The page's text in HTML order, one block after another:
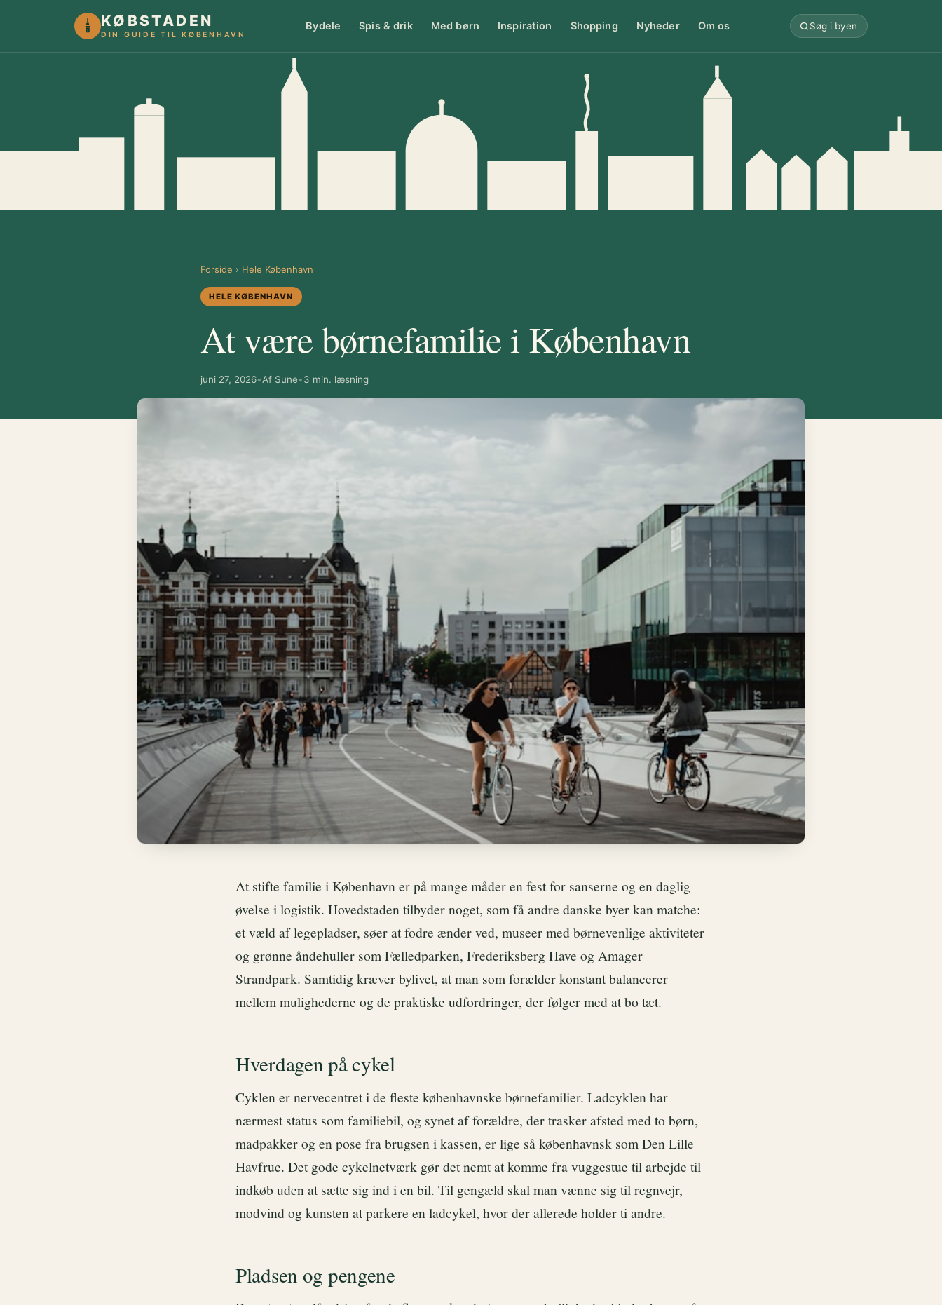
KØBSTADEN
DIN GUIDE TIL KØBENHAVN
Bydele Spis & drik Med børn Inspiration Shopping Nyheder Om os Søg i byen
Forside › Hele København
HELE KØBENHAVN
At være børnefamilie i København
juni 27, 2026•Af Sune•3 min. læsning
At stifte familie i København er på mange måder en fest for sanserne og en daglig
øvelse i logistik. Hovedstaden tilbyder noget, som få andre danske byer kan matche:
et væld af legepladser, søer at fodre ænder ved, museer med børnevenlige aktiviteter
og grønne åndehuller som Fælledparken, Frederiksberg Have og Amager
Strandpark. Samtidig kræver bylivet, at man som forælder konstant balancerer
mellem mulighederne og de praktiske udfordringer, der følger med at bo tæt.
Hverdagen på cykel
Cyklen er nervecentret i de fleste københavnske børnefamilier. Ladcyklen har
nærmest status som familiebil, og synet af forældre, der trasker afsted med to børn,
madpakker og en pose fra brugsen i kassen, er lige så københavnsk som Den Lille
Havfrue. Det gode cykelnetværk gør det nemt at komme fra vuggestue til arbejde til
indkøb uden at sætte sig ind i en bil. Til gengæld skal man vænne sig til regnvejr,
modvind og kunsten at parkere en ladcykel, hvor der allerede holder ti andre.
Pladsen og pengene